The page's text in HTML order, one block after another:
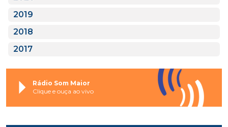
2019
2018
2017
Rádio Som Maior
Clique e ouça ao vivo